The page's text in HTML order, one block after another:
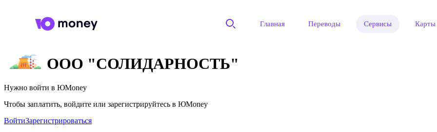
Главная Переводы Сервисы Карты
ООО "СОЛИДАРНОСТЬ"
Нужно войти в ЮMoney
Чтобы заплатить, войдите или зарегистрируйтесь в ЮMoney
ВойтиЗарегистрироваться